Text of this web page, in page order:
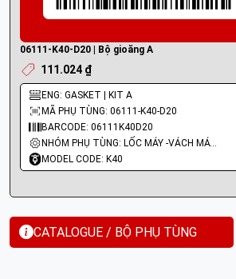
06111-K40-D20 | Bộ gioăng A
111.024 ₫
ENG: GASKET | KIT A
MÃ PHỤ TÙNG: 06111-K40-D20
BARCODE: 06111K40D20
NHÓM PHỤ TÙNG: LỐC MÁY -VÁCH MÁY - GIOĂNG MÁY
MODEL CODE: K40
CATALOGUE / BỘ PHỤ TÙNG